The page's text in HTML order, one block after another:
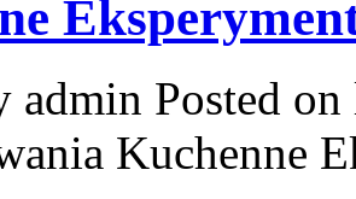
admin Posted
Kuchenne